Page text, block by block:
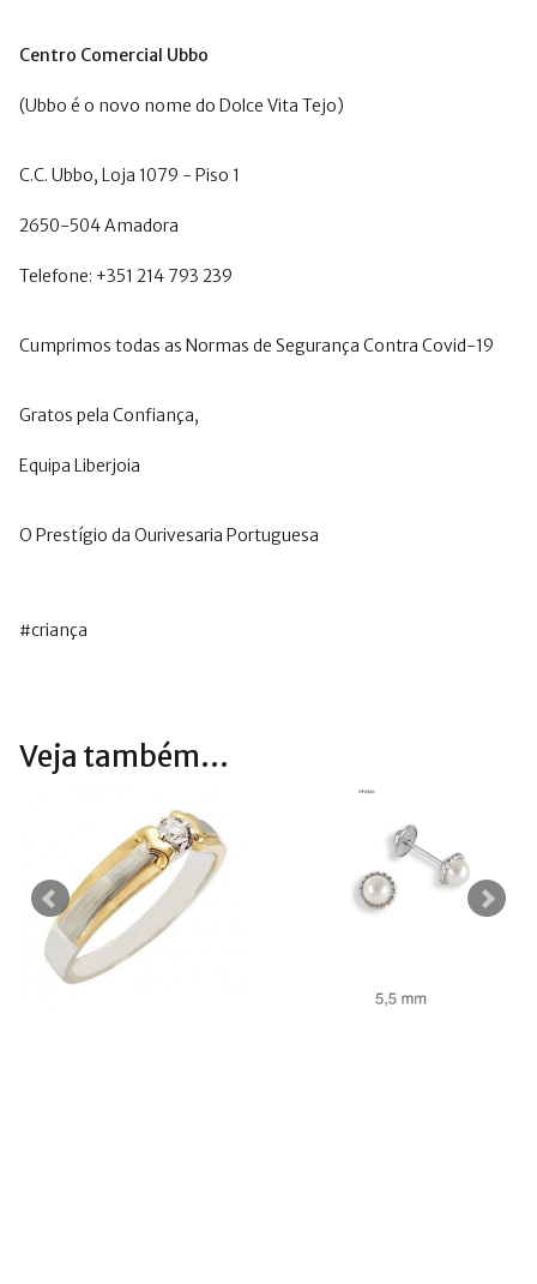
Centro Comercial Ubbo
(Ubbo é o novo nome do Dolce Vita Tejo)
C.C. Ubbo, Loja 1079 - Piso 1
2650-504 Amadora
Telefone: +351 214 793 239
Cumprimos todas as Normas de Segurança Contra Covid-19
Gratos pela Confiança,
Equipa Liberjoia
O Prestígio da Ourivesaria Portuguesa
#criança
Veja também...